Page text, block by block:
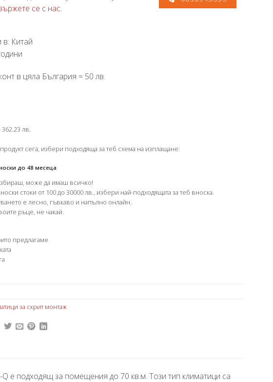
се с нас.
в: Китай
в цяла България ≈ 50 лв.
лв.
сега, избери подходяща за теб схема на изплащане:
до 48 месеца
може да имаш всичко!
стоки от 100 до 30000 лв., избери най-подходящата за теб вноска.
е лесно, гъвкаво и напълно онлайн.
ръце, не чакай.
предлагаме
за скрит монтаж
е подходящ за помещения до 70 кв.м. Този тип климатици са